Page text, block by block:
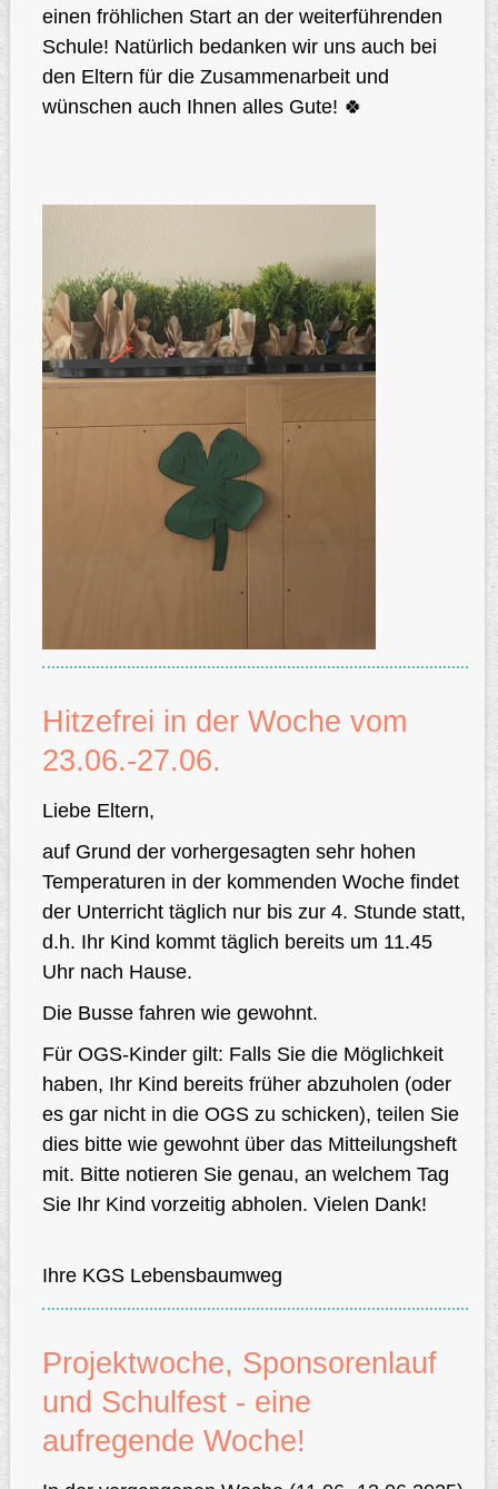
einen fröhlichen Start an der weiterführenden
Schule! Natürlich bedanken wir uns auch bei
den Eltern für die Zusammenarbeit und
wünschen auch Ihnen alles Gute! 🍀
Hitzefrei in der Woche vom
23.06.-27.06.
Liebe Eltern,
auf Grund der vorhergesagten sehr hohen
Temperaturen in der kommenden Woche findet
der Unterricht täglich nur bis zur 4. Stunde statt,
d.h. Ihr Kind kommt täglich bereits um 11.45
Uhr nach Hause.
Die Busse fahren wie gewohnt.
Für OGS-Kinder gilt: Falls Sie die Möglichkeit
haben, Ihr Kind bereits früher abzuholen (oder
es gar nicht in die OGS zu schicken), teilen Sie
dies bitte wie gewohnt über das Mitteilungsheft
mit. Bitte notieren Sie genau, an welchem Tag
Sie Ihr Kind vorzeitig abholen. Vielen Dank!
Ihre KGS Lebensbaumweg
Projektwoche, Sponsorenlauf
und Schulfest - eine
aufregende Woche!